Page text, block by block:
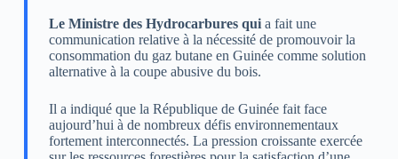
Le Ministre des Hydrocarbures qui a fait une
communication relative à la nécessité de promouvoir la
consommation du gaz butane en Guinée comme solution
alternative à la coupe abusive du bois.
Il a indiqué que la République de Guinée fait face
aujourd’hui à de nombreux défis environnementaux
fortement interconnectés. La pression croissante exercée